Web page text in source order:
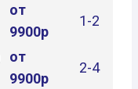
от
9900р
1-2
от
9900р
2-4